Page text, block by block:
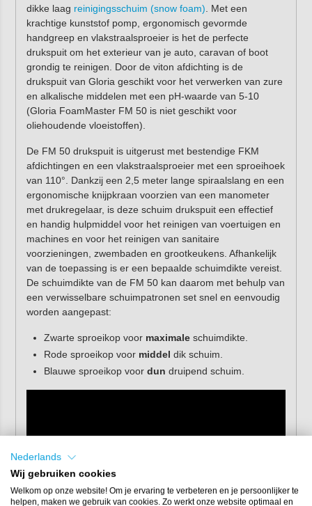
dikke laag reinigingsschuim (snow foam) . Met een
krachtige kunststof pomp, ergonomisch gevormde
handgreep en vlakstraalsproeier is het de perfecte
drukspuit om het exterieur van je auto, caravan of boot
grondig te reinigen. Door de viton afdichting is de
drukspuit van Gloria geschikt voor het verwerken van zure
en alkalische middelen met een pH-waarde van 5-10
(Gloria FoamMaster FM 50 is niet geschikt voor
oliehoudende vloeistoffen).
De FM 50 drukspuit is uitgerust met bestendige FKM
afdichtingen en een vlakstraalsproeier met een sproeihoek
van 110°. Dankzij een 2,5 meter lange spiraalslang en een
ergonomische knijpkraan voorzien van een manometer
met drukregelaar, is deze schuim drukspuit een effectief
en handig hulpmiddel voor het reinigen van voertuigen en
machines en voor het reinigen van sanitaire
voorzieningen, zwembaden en grootkeukens. Afhankelijk
van de toepassing is er een bepaalde schuimdikte vereist.
De schuimdikte van de FM 50 kan daarom met behulp van
een verwisselbare schuimpatronen set snel en eenvoudig
worden aangepast:
Zwarte sproeikop voor maximaleschuimdikte.
Rode sproeikop voor middel dik schuim.
Blauwe sproeikop voor dun druipend schuim.
Nederlands
Wij gebruiken cookies
Welkom op onze website! Om je ervaring te verbeteren en je persoonlijker te
helpen, maken we gebruik van cookies. Zo werkt onze website optimaal en